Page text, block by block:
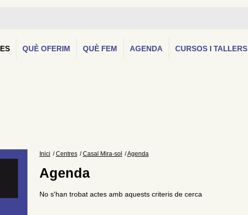
QUÈ OFERIM QUÈ FEM AGENDA CURSOS I TALLERS
Inici Centres Casal Mira-sol Agenda
Agenda
No s'han trobat actes amb aquests criteris de cerca